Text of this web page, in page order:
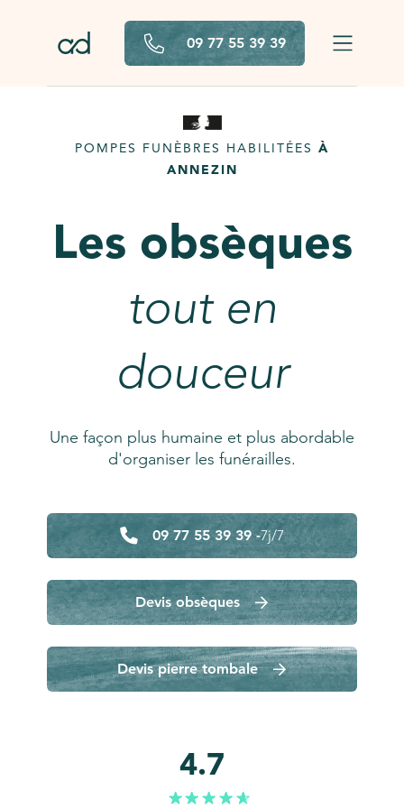
09 77 55 39 39
POMPES FUNÈBRES HABILITÉES À
ANNEZIN
Les obsèques
tout en
douceur
Une façon plus humaine et plus abordable
d'organiser les funérailles.
09 77 55 39 39 -7j/7
Devis obsèques
Devis pierre tombale
4.7